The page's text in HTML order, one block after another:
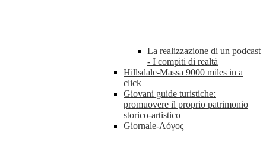
La realizzazione di un podcast
- I compiti di realtà
Hillsdale-Massa 9000 miles in a
click
Giovani guide turistiche:
promuovere il proprio patrimonio
storico-artistico
Giornale-Λóγος